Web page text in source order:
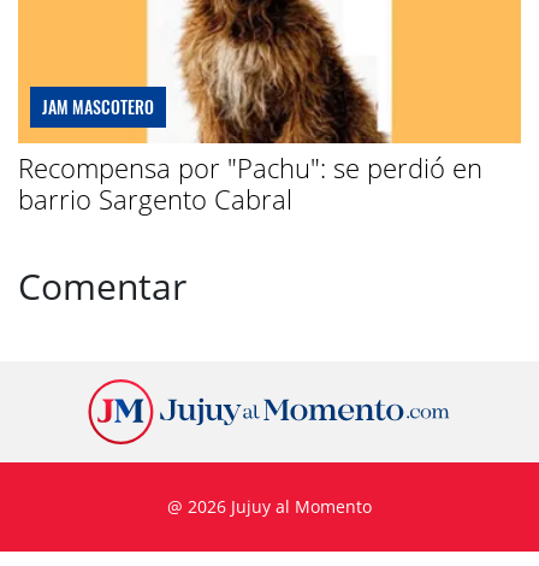
JAM MASCOTERO
Recompensa por "Pachu": se perdió en
barrio Sargento Cabral
Comentar
@ 2026 Jujuy al Momento